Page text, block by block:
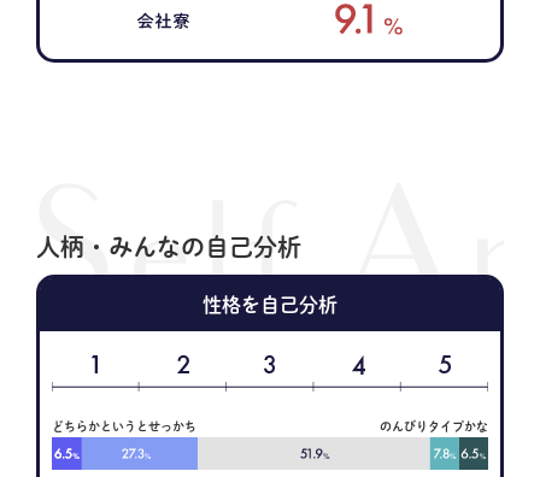
人柄・みんなの自己分析
性格を自己分析
どちらかというとせっかち のんびりタイプかな